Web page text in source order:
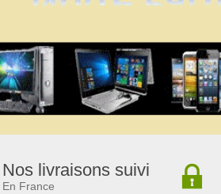
Nos livraisons suivi
En France